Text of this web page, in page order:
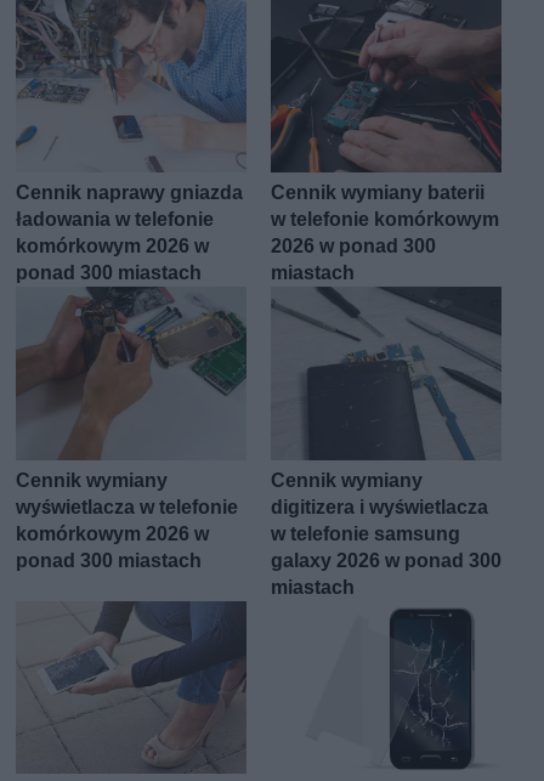
Cennik naprawy gniazda
ładowania w telefonie
komórkowym 2026 w
ponad 300 miastach
Cennik wymiany baterii
w telefonie komórkowym
2026 w ponad 300
miastach
Cennik wymiany
wyświetlacza w telefonie
komórkowym 2026 w
ponad 300 miastach
Cennik wymiany
digitizera i wyświetlacza
w telefonie samsung
galaxy 2026 w ponad 300
miastach